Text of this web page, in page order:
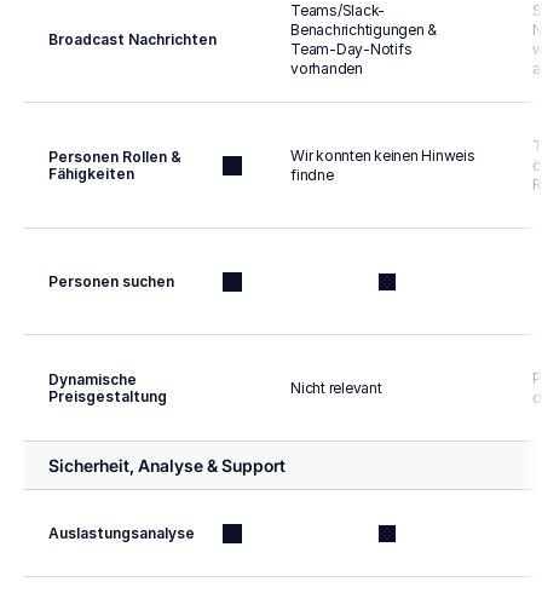
Broadcast Nachrichten
Teams/Slack-
Benachrichtigungen &
Team-Day-Notifs
vorhanden
Personen Rollen &
Fähigkeiten
Wir konnten keinen Hinweis
findne
Personen suchen
Dynamische
Preisgestaltung
Nicht relevant
Sicherheit, Analyse & Support
Auslastungsanalyse